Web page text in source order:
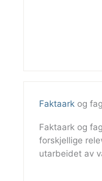
Faktaarkog
Faktaark og
forskjellige
utarbeidet av